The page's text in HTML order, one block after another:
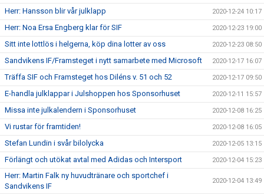
Herr: Hansson blir vår julklapp 2020-12-24 10:17
Herr: Noa Ersa Engberg klar för SIF 2020-12-23 19:00
Sitt inte lottlös i helgerna, köp dina lotter av oss 2020-12-23 08:50
Sandvikens IF/Framsteget i nytt samarbete med Microsoft 2020-12-17 16:07
Träffa SIF och Framsteget hos Diléns v. 51 och 52 2020-12-17 09:50
E-handla julklappar i Julshoppen hos Sponsorhuset 2020-12-11 15:57
Missa inte julkalendern i Sponsorhuset 2020-12-08 16:25
Vi rustar för framtiden! 2020-12-08 16:05
Stefan Lundin i svår bilolycka 2020-12-05 13:15
Förlängt och utökat avtal med Adidas och Intersport 2020-12-04 15:23
Herr: Martin Falk ny huvudtränare och sportchef i
Sandvikens IF
2020-12-04 13:49